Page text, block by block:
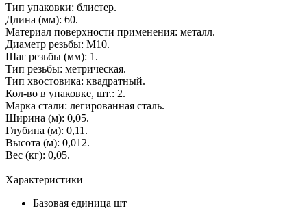
Тип упаковки: блистер.
Длина (мм): 60.
Материал поверхности применения: металл.
Диаметр резьбы: М10.
Шаг резьбы (мм): 1.
Тип резьбы: метрическая.
Тип хвостовика: квадратный.
Кол-во в упаковке, шт.: 2.
Марка стали: легированная сталь.
Ширина (м): 0,05.
Глубина (м): 0,11.
Высота (м): 0,012.
Вес (кг): 0,05.
Характеристики
Базовая единица шт